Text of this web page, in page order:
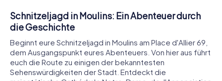
Schnitzeljagd in Moulins: Ein Abenteuer durch
die Geschichte
Beginnt eure Schnitzeljagd in Moulins am Place d'Allier 69,
dem Ausgangspunkt eures Abenteuers. Von hier aus führt
euch die Route zu einigen der bekanntesten
Sehenswürdigkeiten der Stadt. Entdeckt die